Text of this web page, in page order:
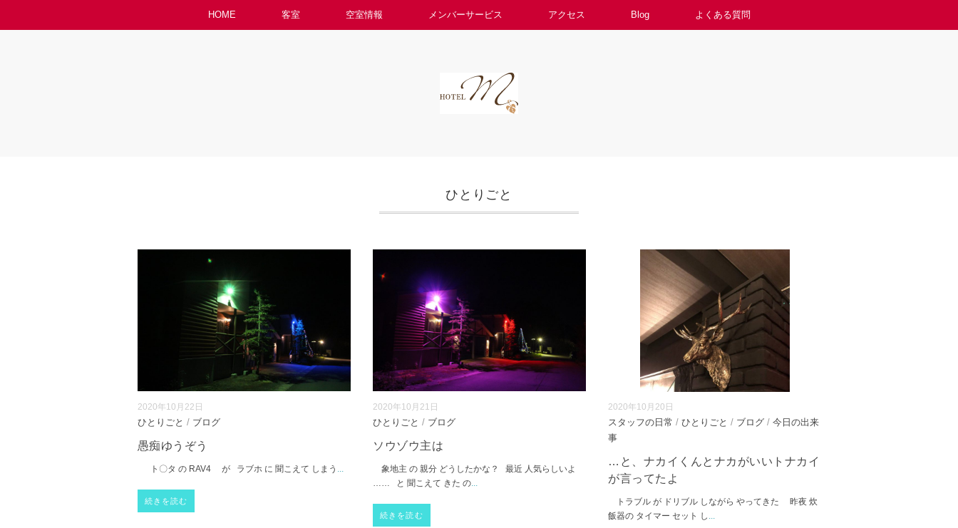
HOME 客室 空室情報 メンバーサービス アクセス Blog よくある質問
ひとりごと
2020年10月22日
ひとりごと / ブログ
愚痴ゆうぞう
ト〇タ の RAV4 が ラブホ に 聞こえて しまう ...
続きを読む
2020年10月21日
ひとりごと / ブログ
ソウゾウ主は
象地主 の 親分 どうしたかな？ 最近 人気らしいよ
…… と 聞こえて きた の...
続きを読む
2020年10月20日
スタッフの日常 /ひとりごと / ブログ /今日の出来
事
…と、ナカイくんとナカがいいトナカイ
が言ってたよ
トラブル が ドリブル しながら やってきた 昨夜 炊
飯器の タイマー セット し ...